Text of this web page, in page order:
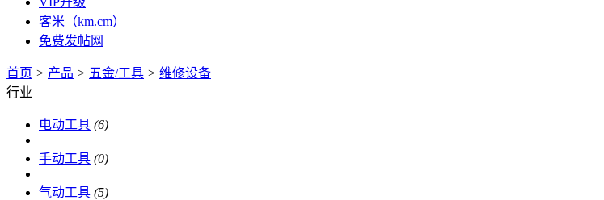
客米（km.cm）
免费发帖网
首页 > 产品 > 五金/工具 > 维修设备
行业
电动工具 (6)
手动工具 (0)
气动工具 (5)